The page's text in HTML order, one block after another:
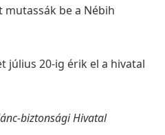
be a Nébih
július 20-ig érik el a hivatal
biztonsági Hivatal